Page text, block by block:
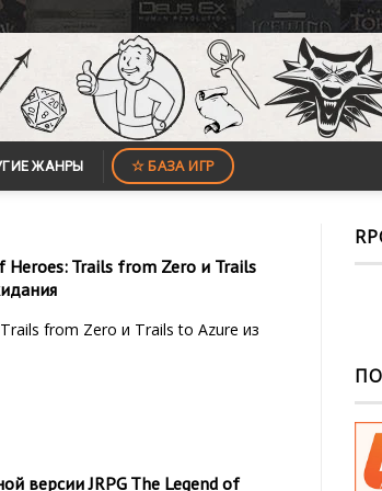
ЖАНРЫ ☆ БАЗА ИГР
Trails from Zero и Trails
from Zero и Trails to Azure из
версии JRPG The Legend of